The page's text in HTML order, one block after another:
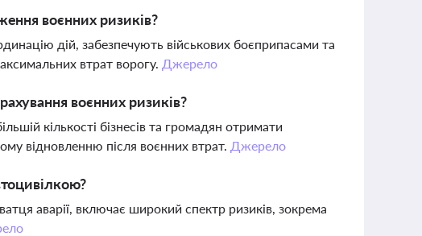
воєнних ризиків?
дій, забезпечують військових боєприпасами та
втрат ворогу. Джерело
воєнних ризиків?
кількості бізнесів та громадян отримати
відновленню після воєнних втрат. Джерело
аварії, включає широкий спектр ризиків, зокрема